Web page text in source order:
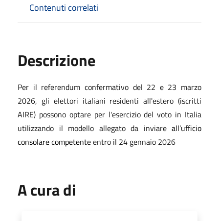
Contenuti correlati
Descrizione
Per il referendum confermativo del 22 e 23 marzo
2026, gli elettori italiani residenti all'estero (iscritti
AIRE) possonooptare per l'esercizio del voto in Italia
utilizzando il modello allegato da inviare all’ufficio
consolare competenteentro il 24 gennaio 2026
A cura di